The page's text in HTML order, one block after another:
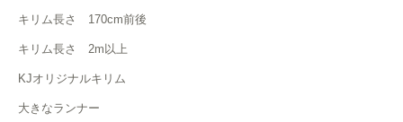
キリム長さ 170cm前後
キリム長さ 2m以上
KJオリジナルキリム
大きなランナー